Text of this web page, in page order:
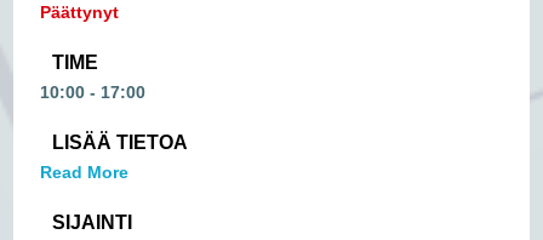
Päättynyt
TIME
10:00 - 17:00
LISÄÄ TIETOA
Read More
SIJAINTI